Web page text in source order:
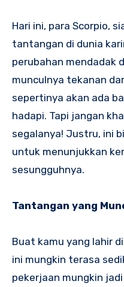
Hari ini, para Scorpio,
tantangan di dunia
perubahan mendadak
munculnya tekanan
sepertinya akan ada
hadapi. Tapi jangan
segalanya! Justru, ini
untuk menunjukkan
sesungguhnya.
Tantangan yang
Buat kamu yang lahir
ini mungkin terasa
pekerjaan mungkin